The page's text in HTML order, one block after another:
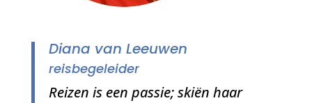
Diana van Leeuwen
reisbegeleider
Reizen is een passie; skiën haar